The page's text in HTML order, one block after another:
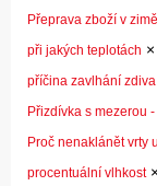
Přeprava zboží v zimě
při jakých teplotách ×
příčina zavlhání zdiva
Přizdívka s mezerou
Proč nenaklánět vrty
procentuální vlhkost×